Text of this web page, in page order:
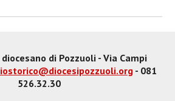
di Pozzuoli - Via Campi
- 081
526.32.30